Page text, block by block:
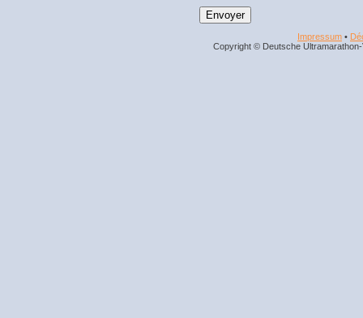
Impressum •
Copyright © Deutsche